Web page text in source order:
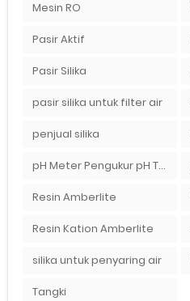
Mesin RO
Pasir Aktif
Pasir Silika
pasir silika untuk filter air
penjual silika
pH Meter Pengukur pH Tanah Ionix pH 10
Resin Amberlite
Resin Kation Amberlite
silika untuk penyaring air
Tangki